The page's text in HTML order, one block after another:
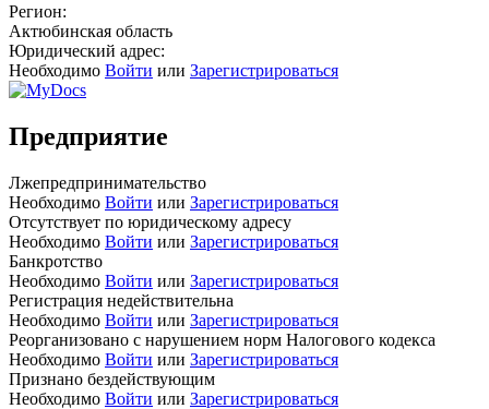
Регион:
Актюбинская область
Юридический адрес:
Необходимо Войти или Зарегистрироваться
Предприятие
Лжепредпринимательство
Необходимо Войти или Зарегистрироваться
Отсутствует по юридическому адресу
Необходимо Войти или Зарегистрироваться
Банкротство
Необходимо Войти или Зарегистрироваться
Регистрация недействительна
Необходимо Войти или Зарегистрироваться
Реорганизовано с нарушением норм Налогового кодекса
Необходимо Войти или Зарегистрироваться
Признано бездействующим
Необходимо Войти или Зарегистрироваться